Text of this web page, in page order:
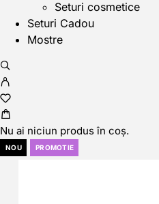
Seturi cosmetice
Seturi Cadou
Mostre
Nu ai niciun produs în coș.
NOU PROMOTIE